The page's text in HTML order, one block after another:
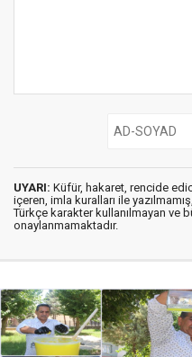
UYARI: Küfür, hakaret, rencide
içeren, imla kuralları ile yazılmamış,
Türkçe karakter kullanılmayan ve
onaylanmamaktadır.